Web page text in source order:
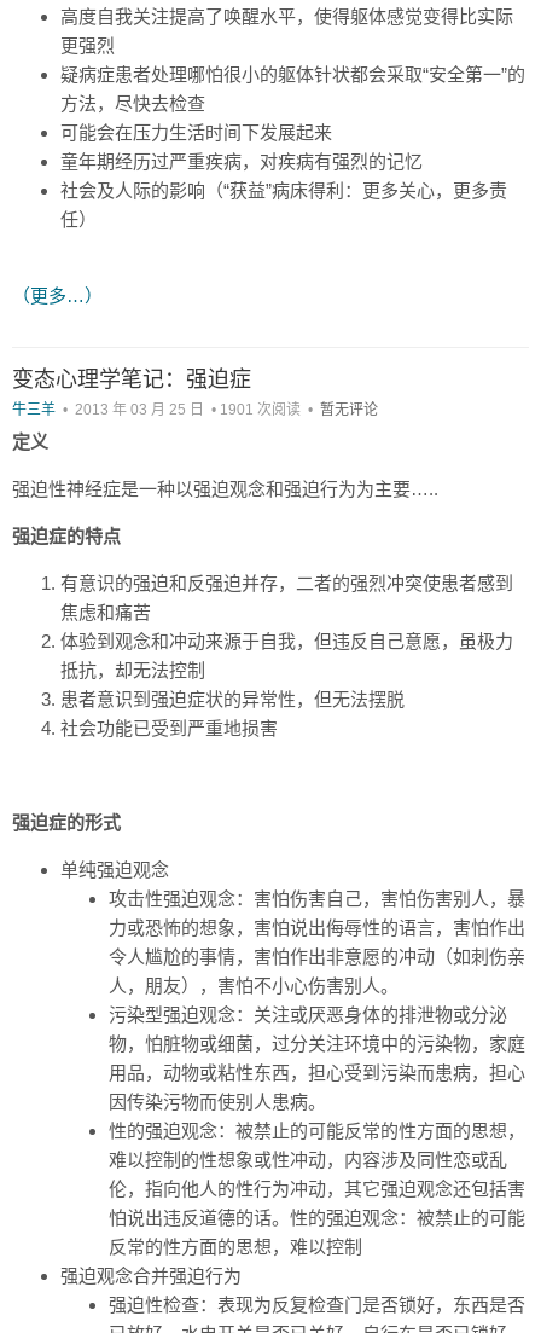
高度自我关注提高了唤醒水平，使得躯体感觉变得比实际
更强烈
疑病症患者处理哪怕很小的躯体针状都会采取“安全第一”的
方法，尽快去检查
可能会在压力生活时间下发展起来
童年期经历过严重疾病，对疾病有强烈的记忆
社会及人际的影响（“获益”病床得利：更多关心，更多责
任）
（更多…）
变态心理学笔记：强迫症
牛三羊 • 2013 年 03 月 25 日 • 1901 次阅读 • 暂无评论
定义
强迫性神经症是一种以强迫观念和强迫行为为主要…..
强迫症的特点
有意识的强迫和反强迫并存，二者的强烈冲突使患者感到
焦虑和痛苦
体验到观念和冲动来源于自我，但违反自己意愿，虽极力
抵抗，却无法控制
患者意识到强迫症状的异常性，但无法摆脱
社会功能已受到严重地损害
强迫症的形式
单纯强迫观念
攻击性强迫观念：害怕伤害自己，害怕伤害别人，暴
力或恐怖的想象，害怕说出侮辱性的语言，害怕作出
令人尴尬的事情，害怕作出非意愿的冲动（如刺伤亲
人，朋友），害怕不小心伤害别人。
污染型强迫观念：关注或厌恶身体的排泄物或分泌
物，怕脏物或细菌，过分关注环境中的污染物，家庭
用品，动物或粘性东西，担心受到污染而患病，担心
因传染污物而使别人患病。
性的强迫观念：被禁止的可能反常的性方面的思想，
难以控制的性想象或性冲动，内容涉及同性恋或乱
伦，指向他人的性行为冲动，其它强迫观念还包括害
怕说出违反道德的话。性的强迫观念：被禁止的可能
反常的性方面的思想，难以控制
强迫观念合并强迫行为
强迫性检查：表现为反复检查门是否锁好，东西是否